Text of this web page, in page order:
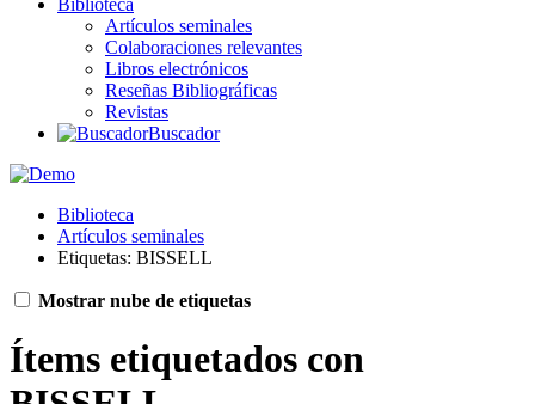
Biblioteca
Artículos seminales
Colaboraciones relevantes
Libros electrónicos
Reseñas Bibliográficas
Revistas
Buscador
Biblioteca
Artículos seminales
Etiquetas: BISSELL
Mostrar nube de etiquetas
Ítems etiquetados con